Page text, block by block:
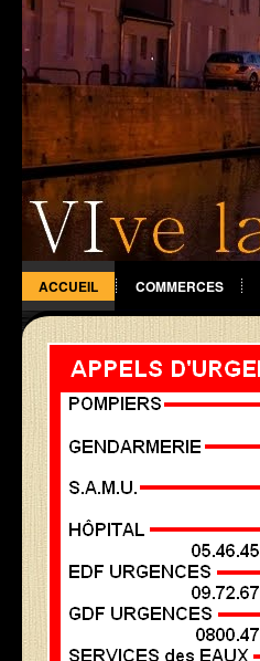
ACCUEIL COMMERCES
DIVERS